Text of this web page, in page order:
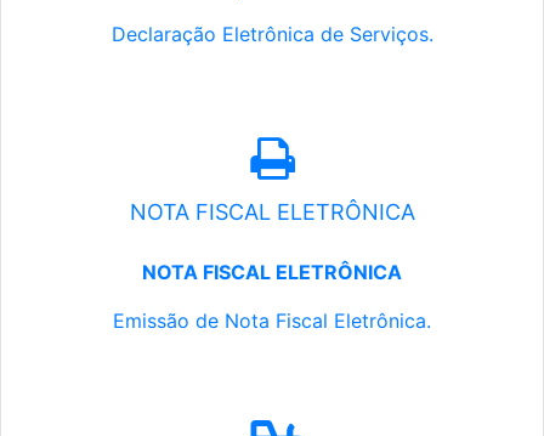
Declaração Eletrônica de Serviços.
NOTA FISCAL ELETRÔNICA
NOTA FISCAL ELETRÔNICA
Emissão de Nota Fiscal Eletrônica.